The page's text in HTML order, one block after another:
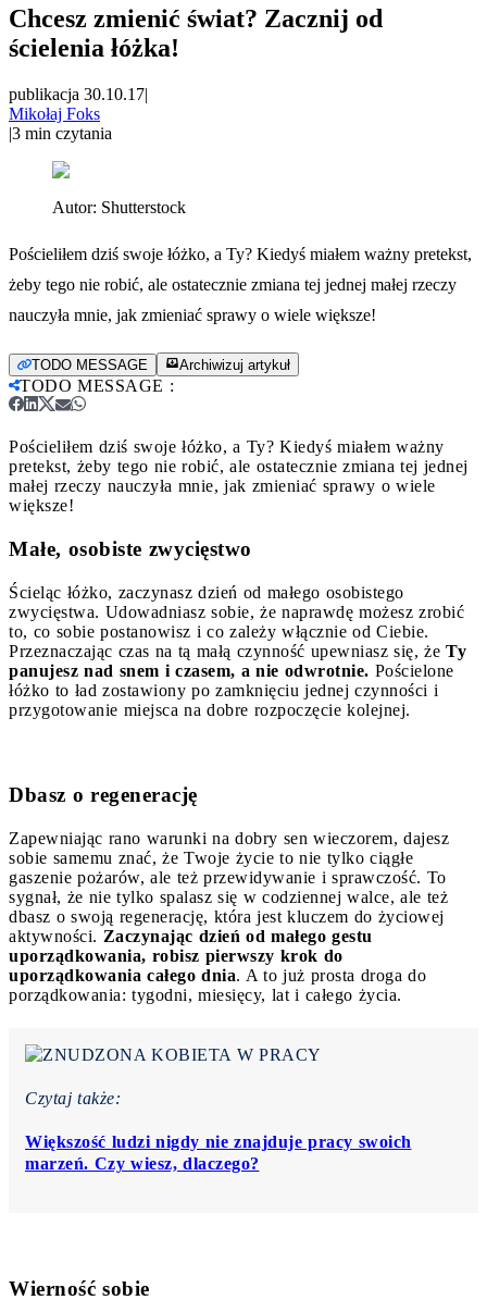
Chcesz zmienić świat? Zacznij od
ścielenia łóżka!
publikacja 30.10.17|
Mikołaj Foks
|3 min czytania
Autor: Shutterstock
Pościeliłem dziś swoje łóżko, a Ty? Kiedyś miałem ważny pretekst,
żeby tego nie robić, ale ostatecznie zmiana tej jednej małej rzeczy
nauczyła mnie, jak zmieniać sprawy o wiele większe!
TODO MESSAGE Archiwizuj artykuł
TODO MESSAGE :
Pościeliłem dziś swoje łóżko, a Ty? Kiedyś miałem ważny
pretekst, żeby tego nie robić, ale ostatecznie zmiana tej jednej
małej rzeczy nauczyła mnie, jak zmieniać sprawy o wiele
większe!
Małe, osobiste zwycięstwo
Ścieląc łóżko, zaczynasz dzień od małego osobistego
zwycięstwa. Udowadniasz sobie, że naprawdę możesz zrobić
to, co sobie postanowisz i co zależy włącznie od Ciebie.
Przeznaczając czas na tą małą czynność upewniasz się, że Ty
panujesz nad snem i czasem, a nie odwrotnie. Pościelone
łóżko to ład zostawiony po zamknięciu jednej czynności i
przygotowanie miejsca na dobre rozpoczęcie kolejnej.
Dbasz o regenerację
Zapewniając rano warunki na dobry sen wieczorem, dajesz
sobie samemu znać, że Twoje życie to nie tylko ciągłe
gaszenie pożarów, ale też przewidywanie i sprawczość. To
sygnał, że nie tylko spalasz się w codziennej walce, ale też
dbasz o swoją regenerację, która jest kluczem do życiowej
aktywności. Zaczynając dzień od małego gestu
uporządkowania, robisz pierwszy krok do
uporządkowania całego dnia. A to już prosta droga do
porządkowania: tygodni, miesięcy, lat i całego życia.
Czytaj także:
Większość ludzi nigdy nie znajduje pracy swoich
marzeń. Czy wiesz, dlaczego?
Wierność sobie